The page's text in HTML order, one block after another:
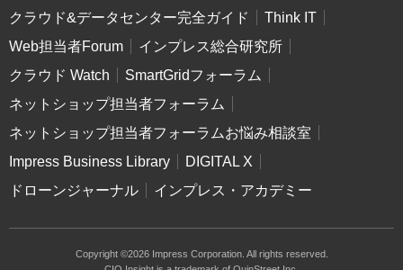
クラウド&データセンター完全ガイド
Think IT
Web担当者Forum
インプレス総合研究所
クラウド Watch
SmartGridフォーラム
ネットショップ担当者フォーラム
ネットショップ担当者フォーラムお悩み相談室
Impress Business Library
DIGITAL X
ドローンジャーナル
インプレス・アカデミー
Copyright ©2026 Impress Corporation. All rights reserved.